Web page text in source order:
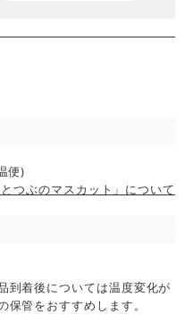
便)
とつぶのマスカット」について
到着後については温度変化が
管をおすすめします。